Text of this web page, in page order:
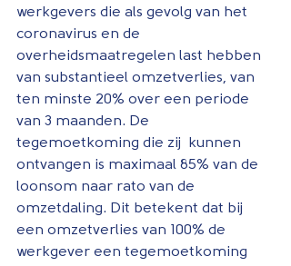
werkgevers die als gevolg van het
coronavirus en de
overheidsmaatregelen last hebben
van substantieel omzetverlies, van
ten minste 20% over een periode
van 3 maanden. De
tegemoetkoming die zij  kunnen
ontvangen is maximaal 85% van de
loonsom naar rato van de
omzetdaling. Dit betekent dat bij
een omzetverlies van 100% de
werkgever een tegemoetkoming